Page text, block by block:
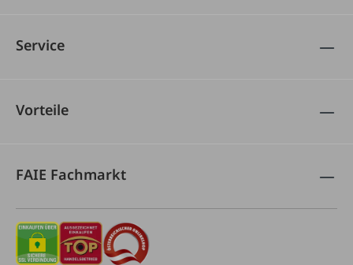
Service
Vorteile
FAIE Fachmarkt